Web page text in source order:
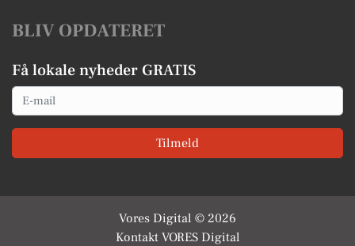
BLIV OPDATERET
Få lokale nyheder GRATIS
Email
Tilmeld
Vores Digital © 2026
Kontakt VORES Digital